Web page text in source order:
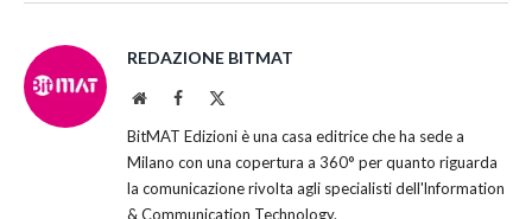
REDAZIONE BITMAT
WebsiteFacebook
BitMAT Edizioni è una casa editrice che ha sede a
Milano con una copertura a 360° per quanto riguarda
la comunicazione rivolta agli specialisti dell'lnformation
& Communication Technology.